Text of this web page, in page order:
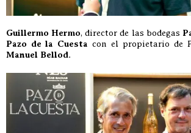
Guillermo Hermo, director de las bodegas
Pazo de la Cuesta con el propietario de
Manuel Bellod.